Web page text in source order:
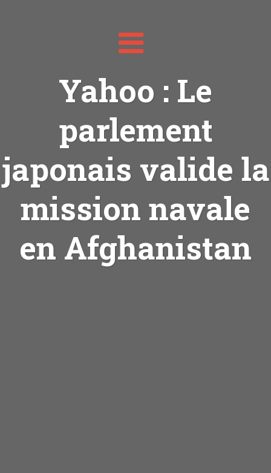
Toggle
navigation
Yahoo : Le
parlement
japonais valide la
mission navale
en Afghanistan